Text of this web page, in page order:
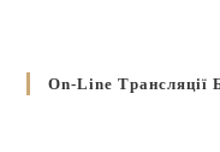
On-Line Трансляції